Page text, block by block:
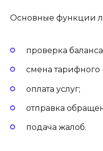
Основные функции
проверка
смена тарифного
оплата услуг;
отправка
подача жалоб.